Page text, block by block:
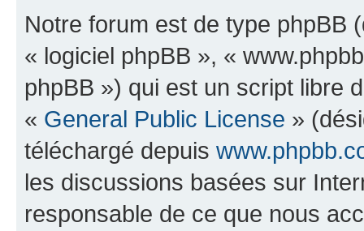
Notre forum est de type phpBB
« logiciel phpBB », «
phpBB ») qui est un script libre
« General Public License »
téléchargé depuis
les discussions basées sur
responsable de ce que nous